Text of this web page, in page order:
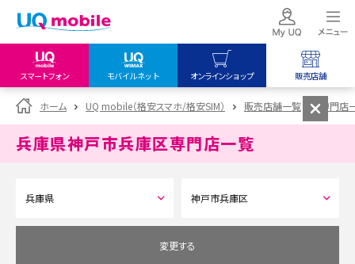
スマートフォン モバイルネット オンラインショップ 販売店舗
my UQ WiMAX
UQ WiMAX ご契約の方
My UQ mobile
データチャージサイト
UQ mobile
オンラインショップ
UQ WiMAX
UQ mobile
販売店舗
UQ WiMAX
ホーム UQ mobile（格安スマホ/格安SIM） 販売店舗一覧 専門店
兵庫県神戸市兵庫区専門店一覧
変更する